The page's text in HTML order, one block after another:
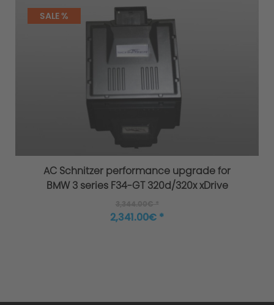
Original AC Schnitzer Spring kits
SALE %
AC Schnitzer performance upgrade for
BMW 3 series F34-GT 320d/320x xDrive
2,341.00€ *